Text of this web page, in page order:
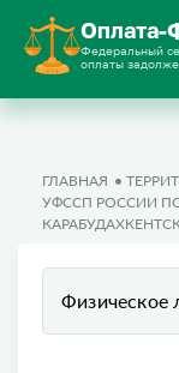
Федеральный
оплаты
ГЛАВНАЯ
УФССП РОССИИ
Физическое